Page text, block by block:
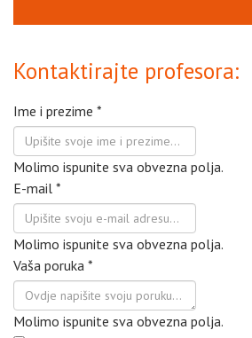
Kontaktirajte profesora:
Ime i prezime *
Molimo ispunite sva obvezna polja.
E-mail *
Molimo ispunite sva obvezna polja.
Vaša poruka *
Molimo ispunite sva obvezna polja.